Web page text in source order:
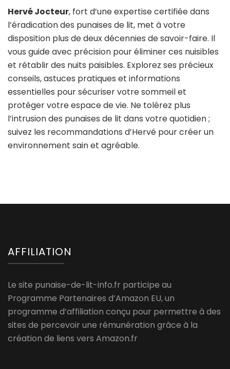
Hervé Jocteur, fort d’une expertise certifiée dans
l’éradication des punaises de lit, met à votre
disposition plus de deux décennies de savoir-faire. Il
vous guide avec précision pour éliminer ces nuisibles
et rétablir des nuits paisibles. Explorez ses précieux
conseils, astuces pratiques et informations
essentielles pour sécuriser votre sommeil et
protéger votre espace de vie. Ne tolérez plus
l’intrusion des punaises de lit dans votre quotidien ;
suivez les recommandations d’Hervé pour créer un
environnement sain et agréable.
AFFILIATION
Le site punaise-de-lit-info.fr participe au
Programme Partenaires d’Amazon EU, un
programme d’affiliation conçu pour permettre à des
sites de percevoir une rémunération grâce à la
création de liens vers Amazon.fr